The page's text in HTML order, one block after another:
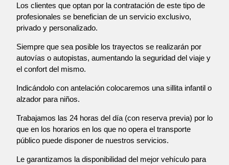
Los clientes que optan por la contratación de este tipo de
profesionales se benefician de un servicio exclusivo,
privado y personalizado.
Siempre que sea posible los trayectos se realizarán por
autovías o autopistas, aumentando la seguridad del viaje y
el confort del mismo.
Indicándolo con antelación colocaremos una sillita infantil o
alzador para niños.
Trabajamos las 24 horas del día (con reserva previa) por lo
que en los horarios en los que no opera el transporte
público puede disponer de nuestros servicios.
Le garantizamos la disponibilidad del mejor vehículo para